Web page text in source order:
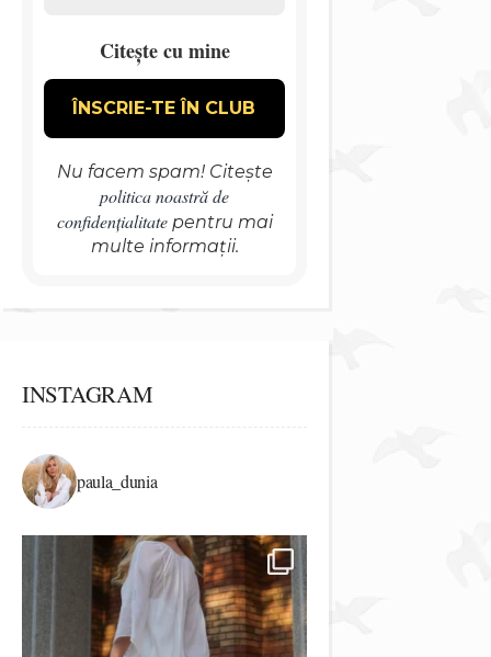
Citește cu mine
Nu facem spam! Citește
politica noastră de
confidențialitatepentru mai
multe informații.
INSTAGRAM
paula_dunia